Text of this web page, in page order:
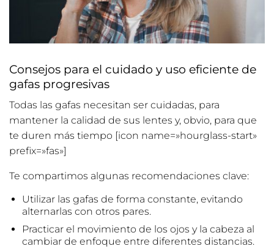
Consejos para el cuidado y uso eficiente de
gafas progresivas
Todas las gafas necesitan ser cuidadas, para
mantener la calidad de sus lentes y, obvio, para que
te duren más tiempo [icon name=»hourglass-start»
prefix=»fas»]
Te compartimos algunas recomendaciones clave:
Utilizar las gafas de forma constante, evitando
alternarlas con otros pares.
Practicar el movimiento de los ojos y la cabeza al
cambiar de enfoque entre diferentes distancias.